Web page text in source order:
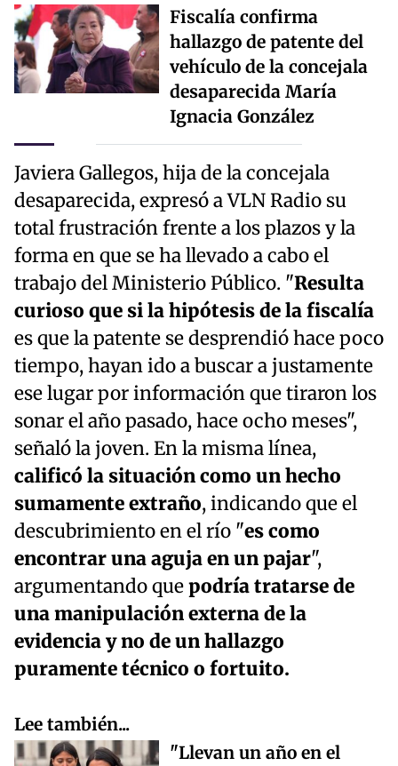
Fiscalía confirma
hallazgo de patente del
vehículo de la concejala
desaparecida María
Ignacia González
Javiera Gallegos, hija de la concejala
desaparecida, expresó a VLN Radio su
total frustración frente a los plazos y la
forma en que se ha llevado a cabo el
trabajo del Ministerio Público. "Resulta
curioso que si la hipótesis de la fiscalía
es que la patente se desprendió hace poco
tiempo, hayan ido a buscar a justamente
ese lugar por información que tiraron los
sonar el año pasado, hace ocho meses",
señaló la joven. En la misma línea,
calificó la situación como un hecho
sumamente extraño, indicando que el
descubrimiento en el río "es como
encontrar una aguja en un pajar",
argumentando quepodría tratarse de
una manipulación externa de la
evidencia y no de un hallazgo
puramente técnico o fortuito.
Lee también...
"Llevan un año en el